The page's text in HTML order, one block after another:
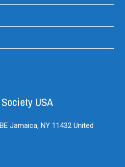
USA
Jamaica, NY 11432 United